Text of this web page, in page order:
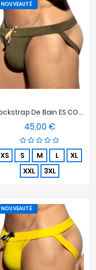
Jockstrap De Bain ES COLLECTION Terrycloth - Kaki
45,00 €Prix
XS S M L
XL
XXL
3XL
NOUVEAUTÉ
NOUVEAUTÉ